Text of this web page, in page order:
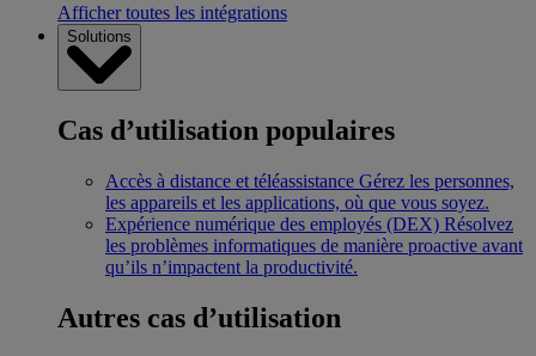
Afficher toutes les intégrations
Solutions
Cas d’utilisation populaires
Accès à distance et téléassistance Gérez les personnes,
les appareils et les applications, où que vous soyez.
Expérience numérique des employés (DEX) Résolvez
les problèmes informatiques de manière proactive avant
qu’ils n’impactent la productivité.
Autres cas d’utilisation